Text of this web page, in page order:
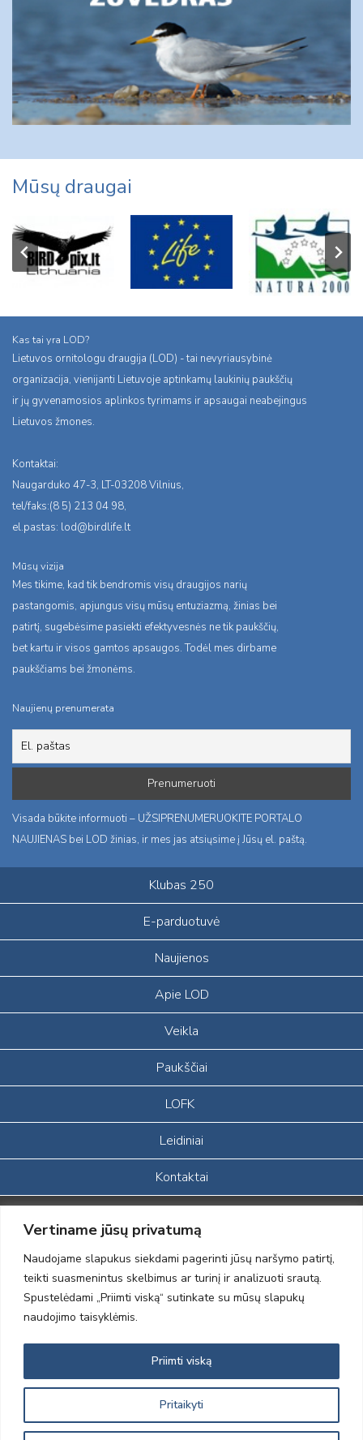
Vertiname jūsų privatumą
Naudojame slapukus siekdami pagerinti jūsų naršymo patirtį,
teikti suasmenintus skelbimus ar turinį ir analizuoti srautą.
Spustelėdami „Priimti viską“ sutinkate su mūsų slapukų
naudojimo taisyklėmis.
Pritaikyti
Priimti viską
Mūsų draugai
Kas tai yra LOD?
Lietuvos ornitologu draugija (LOD) - tai nevyriausybinė
organizacija, vienijanti Lietuvoje aptinkamų laukinių paukščių
ir jų gyvenamosios aplinkos tyrimams ir apsaugai neabejingus
Lietuvos žmones.
Kontaktai:
Naugarduko 47-3, LT-03208 Vilnius,
tel/faks:(8 5) 213 04 98,
el.pastas: lod@birdlife.lt
Mūsų vizija
Mes tikime, kad tik bendromis visų draugijos narių
pastangomis, apjungus visų mūsų entuziazmą, žinias bei
patirtį, sugebėsime pasiekti efektyvesnės ne tik paukščių,
bet kartu ir visos gamtos apsaugos. Todėl mes dirbame
paukščiams bei žmonėms.
Naujienų prenumerata
Visada būkite informuoti – UŽSIPRENUMERUOKITE PORTALO
NAUJIENAS bei LOD žinias, ir mes jas atsiųsime į Jūsų el. paštą.
Klubas 250
E-parduotuvė
Naujienos
Apie LOD
Veikla
Paukščiai
LOFK
Leidiniai
Kontaktai
Portalas sukurtas įgyvendinant Lietuvos Respublikos, Europos
ekonominės erdvės ir Norvegijos finansinių mechanizmų iš dalies
finansuojamą paprojektį
„LOD visuomeninės /gamtosauginės veiklos sustiprinimas ir įvaizdžio
formavimas įtraukiant visuomenę į aplinkosauginių tyrimų veiklą“
(paprojekčio
įgyvendinimo sutarties numeris 2004-LT0008-NVO-1EEE/NOR-02-
2012 © Lietuvos Ornitologų Draugija © 2014, Visos teisės saugomos